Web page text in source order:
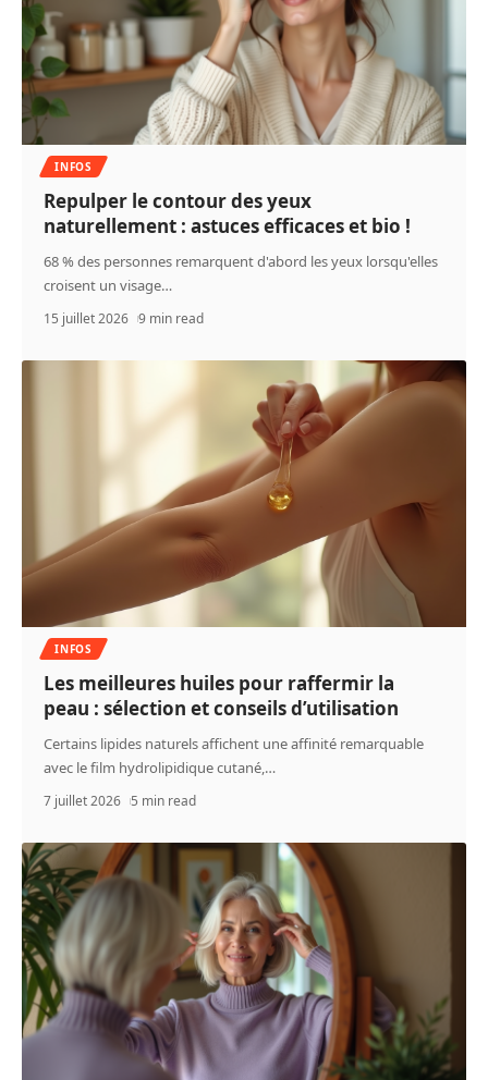
INFOS
Repulper le contour des yeux
naturellement : astuces efficaces et bio !
68 % des personnes remarquent d'abord les yeux lorsqu'elles
croisent un visage…
15 juillet 2026 9 min read
INFOS
Les meilleures huiles pour raffermir la
peau : sélection et conseils d’utilisation
Certains lipides naturels affichent une affinité remarquable
avec le film hydrolipidique cutané,…
7 juillet 2026 5 min read